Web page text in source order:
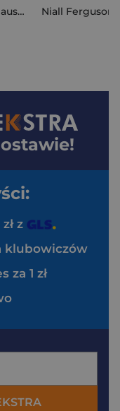
Kristina Sabaliauskaitė
Niall Ferguson
z
klubowiczów
za 1 zł